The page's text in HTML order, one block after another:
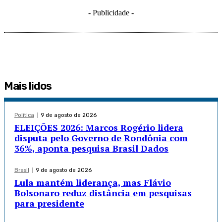
- Publicidade -
Mais lidos
Política 9 de agosto de 2026
ELEIÇÕES 2026: Marcos Rogério lidera
disputa pelo Governo de Rondônia com
36%, aponta pesquisa Brasil Dados
Brasil 9 de agosto de 2026
Lula mantém liderança, mas Flávio
Bolsonaro reduz distância em pesquisas
para presidente